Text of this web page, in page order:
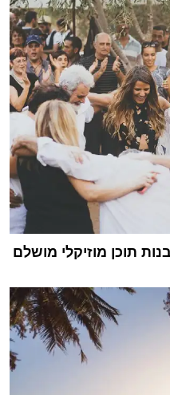
תוכן מוזיקלי מושלם